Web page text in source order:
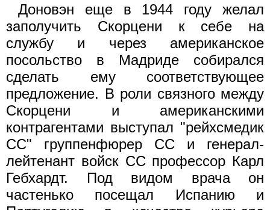
Доновэн еще в 1944 году желал
заполучить Скорцени к себе на
службу и через американское
посольство в Мадриде собирался
сделать ему соответствующее
предложение. В роли связного между
Скорцени и американскими
контрагентами выступал "рейхсмедик
СС" группенфюрер СС и генерал-
лейтенант войск СС профессор Карл
Гебхардт. Под видом врача он
частенько посещал Испанию и